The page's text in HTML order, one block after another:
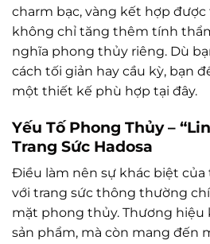
charm bạc, vàng kết hợp
không chỉ tăng thêm tính
nghĩa phong thủy riêng. Dù
cách tối giản hay cầu kỳ, bạn
một thiết kế phù hợp tại đây.
Yếu Tố Phong Thủy –
Trang Sức Hadosa
Điều làm nên sự khác biệt của
với trang sức thông thường
mặt phong thủy. Thương hiệu
sản phẩm, mà còn mang đến